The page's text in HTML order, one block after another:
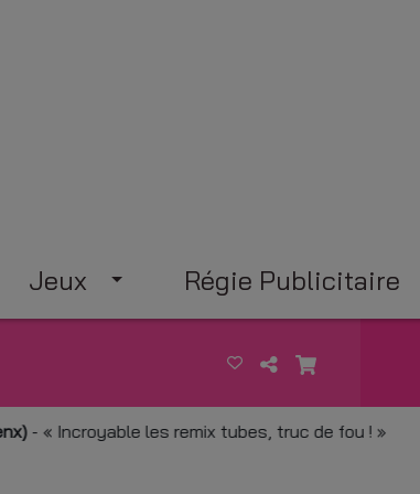
Jeux Régie Publicitaire
Incroyable les remix tubes, truc de fou !